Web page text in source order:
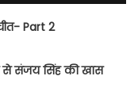
Part 2
से संजय सिंह की खास